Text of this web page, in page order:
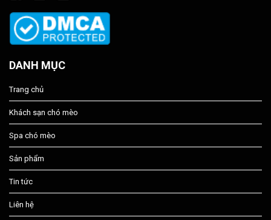
DANH MỤC
Trang chủ
Khách sạn chó mèo
Spa chó mèo
Sản phẩm
Tin tức
Liên hệ